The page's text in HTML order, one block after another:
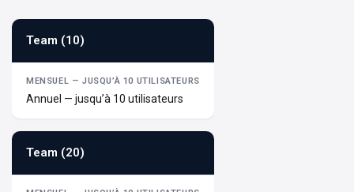
Team (10)
Annuel — jusqu’à 10 utilisateurs
Team (20)